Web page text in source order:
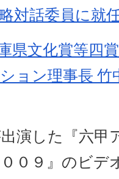
対話委員に就
県文化賞等四
ョン理事長
演した『六甲
０９』のビデ